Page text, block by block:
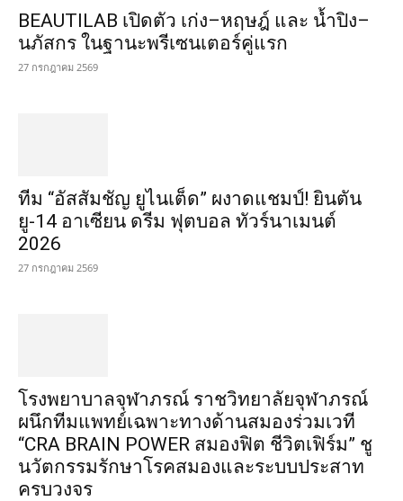
BEAUTILAB เปิดตัว เก่ง–หฤษฎ์ และ น้ำปิง–
นภัสกร ในฐานะพรีเซนเตอร์คู่แรก
27 กรกฎาคม 2569
ทีม “อัสสัมชัญ ยูไนเต็ด” ผงาดแชมป์! ยินตัน
ยู-14 อาเซียน ดรีม ฟุตบอล ทัวร์นาเมนต์
2026
27 กรกฎาคม 2569
โรงพยาบาลจุฬาภรณ์ ราชวิทยาลัยจุฬาภรณ์
ผนึกทีมแพทย์เฉพาะทางด้านสมองร่วมเวที
“CRA BRAIN POWER สมองฟิต ชีวิตเฟิร์ม” ชู
นวัตกรรมรักษาโรคสมองและระบบประสาท
ครบวงจร